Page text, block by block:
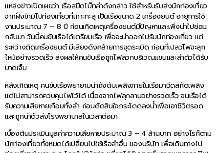
แหล่งข่าวเปิดเผยว่า เรือสปีดโบ๊ทลำดังกล่าว ใช้สำหรับรับส่งนักท่องเที่ยว
จากฝั่งข้ามไปท่องเที่ยวที่เกาะทะลุ เป็นเรือขนาด 2 เครื่องยนต์ อายุการใช้
งานประมาณ 7 – 8 ปี ก่อนเกิดเหตุเครื่องยนต์มีปัญหาและเพิ่งนำไปซ่อม
กลับมา วันนี้คนขับเรือได้เตรียมเรือ เพื่อจะนำออกไปรับนักท่องเที่ยว แต่
ระหว่างติดเครื่องยนต์ มีเสียงดังคล้ายการจุดระเบิด ก่อนที่เปลวไฟจะลุก
ไหม้อย่างรวดเร็ว ส่งผลให้คนขับเรือถูกไฟลวกบริเวณแขนและลำตัวได้รับ
บาดเจ็บ
หลังเกิดเหตุ คนขับเรือพยายามนำถังดับเพลิงภายในเรือมาฉีดสกัดเพลิง
แต่ไม่สามารถควบคุมไฟไว้ได้ เนื่องจากไฟลุกลามอย่างรวดเร็ว จนเรือได้
รับความเสียหายเกือบทั้งลำ ก่อนตัดสินใจกระโดดลงน้ำเพื่อเอาชีวิตรอด
และถูกนำตัวส่งโรงพยาบาลในเวลาต่อมา
เบื้องต้นประเมินมูลค่าความเสียหายประมาณ 3 – 4 ล้านบาท อย่างไรก็ตาม
นักท่องเที่ยวทั้งหมดได้เปลี่ยนไปใช้เรือลำอื่น ของบริษัท เพื่อเดินทางไป